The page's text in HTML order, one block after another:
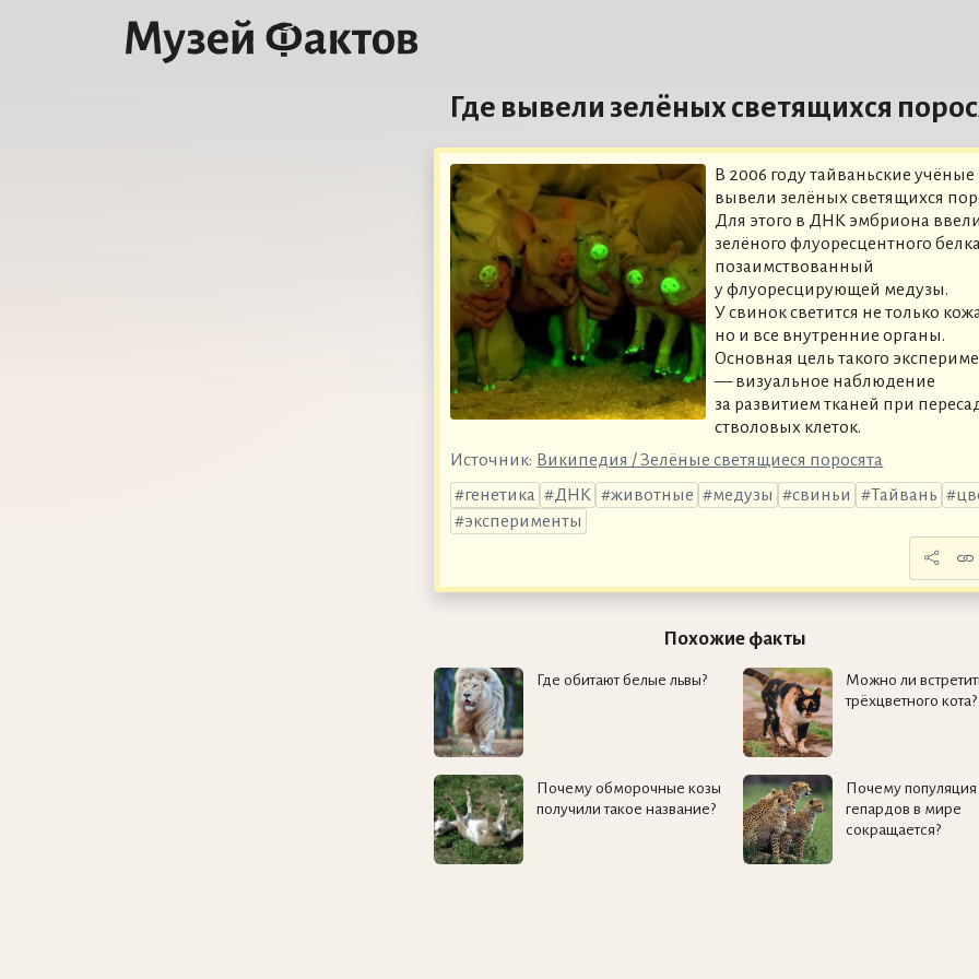
Где вывели зелёных светящихся
В 2006 году тайваньские учёные
вывели зелёных светящихся
Для этого в ДНК эмбриона
зелёного флуоресцентного
позаимствованный
у флуоресцирующей медузы.
У свинок светится не только
но и все внутренние органы.
Основная цель такого
— визуальное наблюдение
за развитием тканей при
стволовых клеток.
Источник: Википедия / Зелёные светящиеся поросята
генетика
ДНК животные медузы свиньи Тайвань
эксперименты
Похожие факты
Где обитают белые львы?
Можно ли
трёхцветного кота?
Почему обморочные козы
получили такое название?
Почему популяция
гепардов в мире
сокращается?